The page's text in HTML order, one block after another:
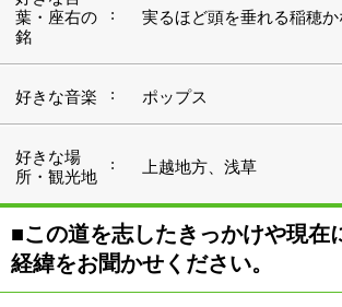
押しになったように思います。昔は真夜中に患者さんが
来られて診療をするということも珍しくありませんでし
た。患者さんに頼られる存在というのでしょうか。そん
な父の姿を見て、やりがいのある仕事だと思うようにな
っていったんでしょうね。
大学を卒業後、大学病院や関連の病院に勤務し、今から
20年ほど前に父の跡を引き継ぎました。父が『菊島小児
科医院』を開いたのが昭和32年（1957年）のことで、私
はその2代目ということになります。
「病気が治りました」という一言が、我々医師にとって
の全てです。その言葉を胸に、地域の方々に頼っていた
だける医院でありたいと考えています。